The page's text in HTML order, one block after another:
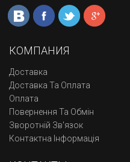
КОМПАНИЯ
Доставка
Доставка Та Оплата
Оплата
Повернення Та Обмін
Зворотній Зв'язок
Контактна Інформація